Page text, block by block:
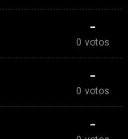
-
0 votos
-
0 votos
-